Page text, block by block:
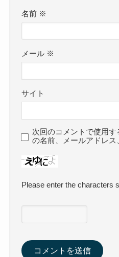
名前 ※
メール ※
サイト
次回のコメントで使用
の名前、メールアドレス
Please enter the characters